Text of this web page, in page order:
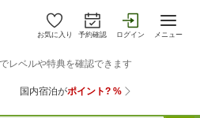
お気に入り 予約確認 ログイン メニュー